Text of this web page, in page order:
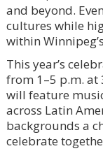
and beyond.
cultures while
within
This year’s
from 1–5 p.m. at
will feature
across Latin
backgrounds a
celebrate